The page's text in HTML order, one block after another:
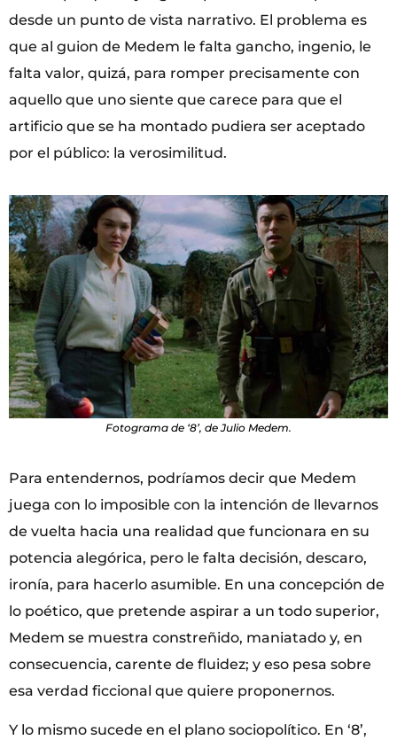
desde un punto de vista narrativo. El problema es
que al guion de Medem le falta gancho, ingenio, le
falta valor, quizá, para romper precisamente con
aquello que uno siente que carece para que el
artificio que se ha montado pudiera ser aceptado
por el público: la verosimilitud.
Fotograma de ‘8’, de Julio Medem.
Para entendernos, podríamos decir que Medem
juega con lo imposible con la intención de llevarnos
de vuelta hacia una realidad que funcionara en su
potencia alegórica, pero le falta decisión, descaro,
ironía, para hacerlo asumible. En una concepción de
lo poético, que pretende aspirar a un todo superior,
Medem se muestra constreñido, maniatado y, en
consecuencia, carente de fluidez; y eso pesa sobre
esa verdad ficcional que quiere proponernos.
Y lo mismo sucede en el plano sociopolítico. En ‘8’,